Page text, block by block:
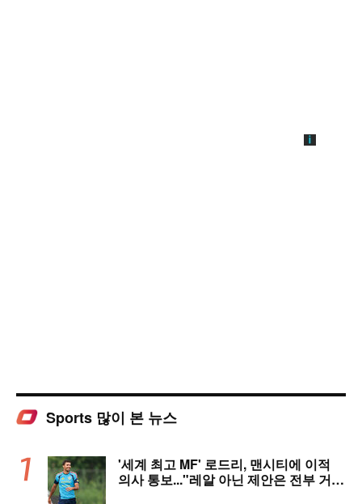
Sports 많이 본 뉴스
'세계 최고 MF' 로드리, 맨시티에 이적
의사 통보..."레알 아닌 제안은 전부 거